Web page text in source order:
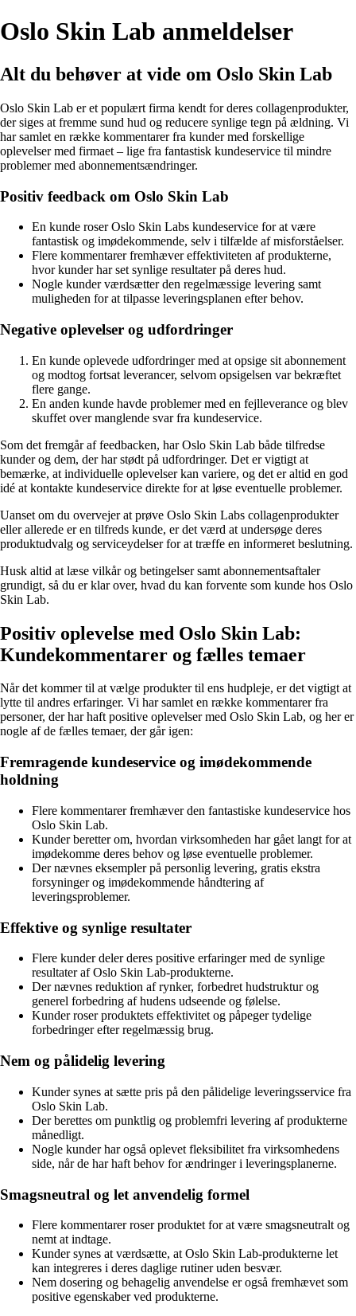
Oslo Skin Lab anmeldelser
Alt du behøver at vide om Oslo Skin Lab
Oslo Skin Lab er et populært firma kendt for deres collagenprodukter,
der siges at fremme sund hud og reducere synlige tegn på ældning. Vi
har samlet en række kommentarer fra kunder med forskellige
oplevelser med firmaet – lige fra fantastisk kundeservice til mindre
problemer med abonnementsændringer.
Positiv feedback om Oslo Skin Lab
En kunde roser Oslo Skin Labs kundeservice for at være
fantastisk og imødekommende, selv i tilfælde af misforståelser.
Flere kommentarer fremhæver effektiviteten af produkterne,
hvor kunder har set synlige resultater på deres hud.
Nogle kunder værdsætter den regelmæssige levering samt
muligheden for at tilpasse leveringsplanen efter behov.
Negative oplevelser og udfordringer
En kunde oplevede udfordringer med at opsige sit abonnement
og modtog fortsat leverancer, selvom opsigelsen var bekræftet
flere gange.
En anden kunde havde problemer med en fejlleverance og blev
skuffet over manglende svar fra kundeservice.
Som det fremgår af feedbacken, har Oslo Skin Lab både tilfredse
kunder og dem, der har stødt på udfordringer. Det er vigtigt at
bemærke, at individuelle oplevelser kan variere, og det er altid en god
idé at kontakte kundeservice direkte for at løse eventuelle problemer.
Uanset om du overvejer at prøve Oslo Skin Labs collagenprodukter
eller allerede er en tilfreds kunde, er det værd at undersøge deres
produktudvalg og serviceydelser for at træffe en informeret beslutning.
Husk altid at læse vilkår og betingelser samt abonnementsaftaler
grundigt, så du er klar over, hvad du kan forvente som kunde hos Oslo
Skin Lab.
Positiv oplevelse med Oslo Skin Lab:
Kundekommentarer og fælles temaer
Når det kommer til at vælge produkter til ens hudpleje, er det vigtigt at
lytte til andres erfaringer. Vi har samlet en række kommentarer fra
personer, der har haft positive oplevelser med Oslo Skin Lab, og her er
nogle af de fælles temaer, der går igen:
Fremragende kundeservice og imødekommende
holdning
Flere kommentarer fremhæver den fantastiske kundeservice hos
Oslo Skin Lab.
Kunder beretter om, hvordan virksomheden har gået langt for at
imødekomme deres behov og løse eventuelle problemer.
Der nævnes eksempler på personlig levering, gratis ekstra
forsyninger og imødekommende håndtering af
leveringsproblemer.
Effektive og synlige resultater
Flere kunder deler deres positive erfaringer med de synlige
resultater af Oslo Skin Lab-produkterne.
Der nævnes reduktion af rynker, forbedret hudstruktur og
generel forbedring af hudens udseende og følelse.
Kunder roser produktets effektivitet og påpeger tydelige
forbedringer efter regelmæssig brug.
Nem og pålidelig levering
Kunder synes at sætte pris på den pålidelige leveringsservice fra
Oslo Skin Lab.
Der berettes om punktlig og problemfri levering af produkterne
månedligt.
Nogle kunder har også oplevet fleksibilitet fra virksomhedens
side, når de har haft behov for ændringer i leveringsplanerne.
Smagsneutral og let anvendelig formel
Flere kommentarer roser produktet for at være smagsneutralt og
nemt at indtage.
Kunder synes at værdsætte, at Oslo Skin Lab-produkterne let
kan integreres i deres daglige rutiner uden besvær.
Nem dosering og behagelig anvendelse er også fremhævet som
positive egenskaber ved produkterne.